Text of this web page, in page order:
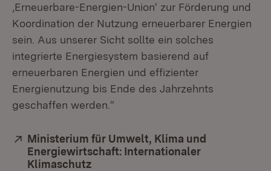
‚Erneuerbare-Energien-Union‘ zur Förderung und
Koordination der Nutzung erneuerbarer Energien
sein. Aus unserer Sicht sollte ein solches
integrierte Energiesystem basierend auf
erneuerbaren Energien und effizienter
Energienutzung bis Ende des Jahrzehnts
geschaffen werden.“
Extern:
Ministerium für Umwelt, Klima und
Energiewirtschaft: Internationaler
Klimaschutz